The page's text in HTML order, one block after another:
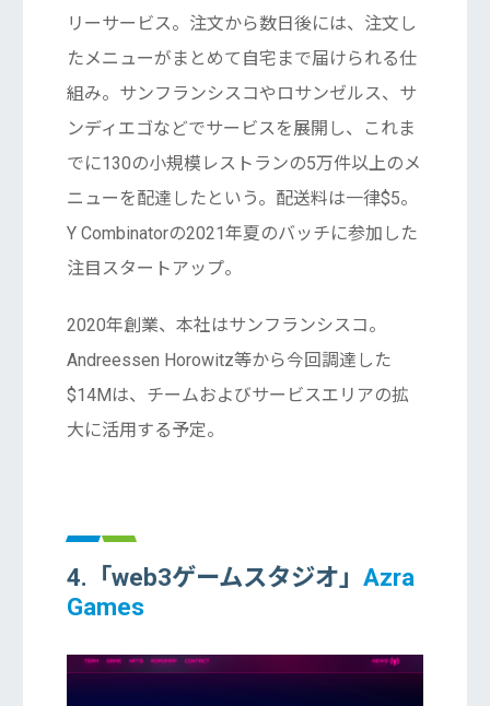
リーサービス。注文から数日後には、注文し
たメニューがまとめて自宅まで届けられる仕
組み。サンフランシスコやロサンゼルス、サ
ンディエゴなどでサービスを展開し、これま
でに130の小規模レストランの5万件以上のメ
ニューを配達したという。配送料は一律$5。
Y Combinatorの2021年夏のバッチに参加した
注目スタートアップ。
2020年創業、本社はサンフランシスコ。
Andreessen Horowitz等から今回調達した
$14Mは、チームおよびサービスエリアの拡
大に活用する予定。
4.「web3ゲームスタジオ」 Azra
Games